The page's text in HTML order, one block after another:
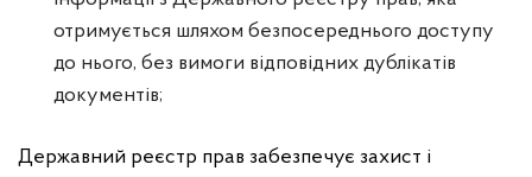
отримується шляхом безпосереднього доступу
до нього, без вимоги відповідних дублікатів
документів;
Державний реєстр прав забезпечує захист і